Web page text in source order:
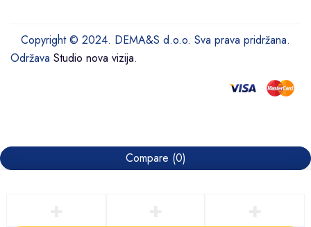
Copyright © 2024. DEMA&S d.o.o. Sva prava pridržana.
Održava Studio nova vizija.
Compare (0)